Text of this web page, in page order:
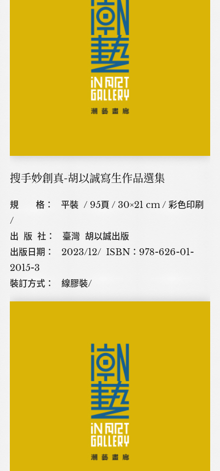
搜手妙創真-胡以誠寫生作品選集
規 格： 平裝 / 95頁 / 30×21 cm / 彩色印刷
/
出 版 社： 臺灣 胡以誠出版
出版日期： 2023/12/ ISBN：978-626-01-
2015-3
裝訂方式： 線膠裝/